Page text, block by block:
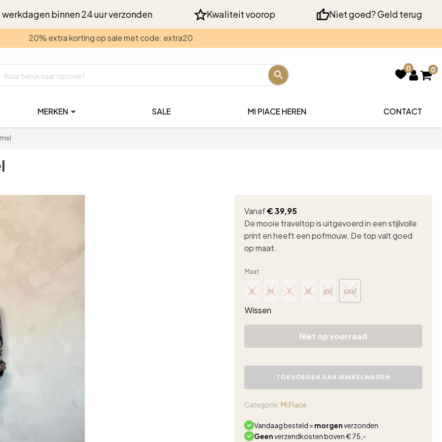
werkdagen binnen 24 uur verzonden Kwaliteit voorop Niet goed? Geld terug
20% extra korting op sale met code: extra20
0 0
MERKEN SALE MI PIACE HEREN CONTACT
Vanaf€39,95
De mooie traveltop is uitgevoerd in een stijlvolle
print en heeft een pofmouw. De top valt goed
op maat.
Maat
s
s
m
m
l
l
xl
xl
xxl
xxl
xxxl
xxxl
Wissen
Niet op voorraad
Mi
print
camel
aantal
TOEVOEGEN AAN WINKELWAGEN
Categorie: Mi Piace
Vandaag besteld = morgenverzonden
Geenverzendkosten boven € 75,-